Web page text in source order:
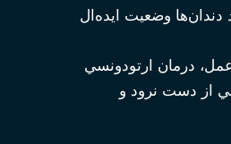
وضعيت ايده‌ال
درمان ارتودونسي
زماني از دست نرود و